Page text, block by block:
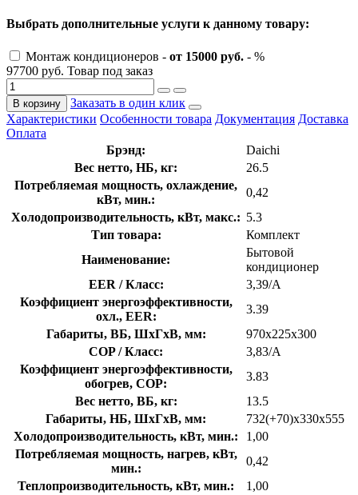
Выбрать дополнительные услуги к данному товару:
Монтаж кондиционеров - от 15000 руб. - %
97700 руб. Товар под заказ
В корзину
Заказать в один клик
Характеристики Особенности товара Документация Доставка
Оплата
Брэнд:
Daichi
Вес нетто, НБ, кг:
26.5
Потребляемая мощность, охлаждение,
кВт, мин.:
0,42
Холодопроизводительность, кВт, макс.: 5.3
Тип товара:
Комплект
Наименование:
Бытовой
кондиционер
EER / Класс:
3,39/A
Коэффициент энергоэффективности,
охл., EER:
3.39
Габариты, ВБ, ШхГхВ, мм:
970x225x300
COP / Класс:
3,83/A
Коэффициент энергоэффективности,
обогрев, COP:
3.83
Вес нетто, ВБ, кг:
13.5
Габариты, НБ, ШхГхВ, мм:
732(+70)x330x555
Холодопроизводительность, кВт, мин.:
1,00
Потребляемая мощность, нагрев, кВт,
мин.:
0,42
Теплопроизводительность, кВт, мин.:
1,00